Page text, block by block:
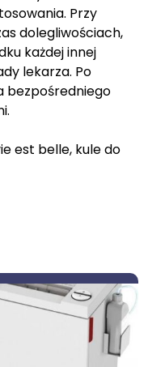
Przy
dolegliwościach,
każdej innej
lekarza. Po
bezpośredniego
est belle, kule do